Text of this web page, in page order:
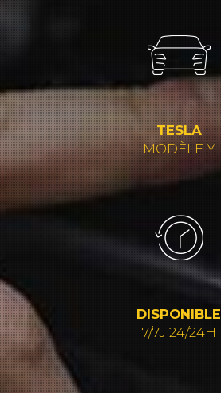
TESLA
MODÈLE Y
DISPONIBLE
7/7J 24/24H